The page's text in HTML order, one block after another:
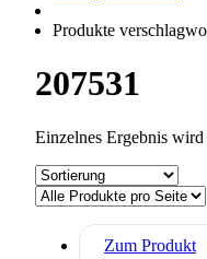
Produkte
207531
Einzelnes Ergebnis wird
Zum Produkt